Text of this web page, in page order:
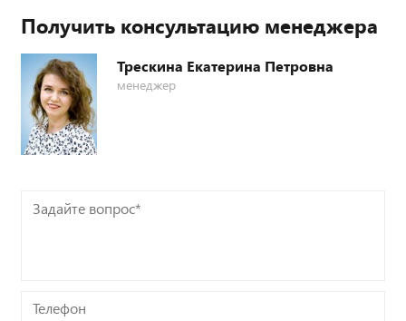
Получить консультацию менеджера
Трескина Екатерина Петровна
менеджер
Задайте
Телефон